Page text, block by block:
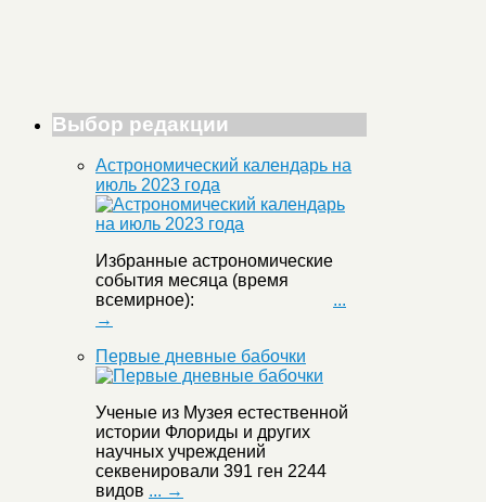
Выбор редакции
Астрономический календарь на
июль 2023 года
Избранные астрономические
события месяца (время
всемирное): ...
→
Первые дневные бабочки
Ученые из Музея естественной
истории Флориды и других
научных учреждений
секвенировали 391 ген 2244
видов ... →